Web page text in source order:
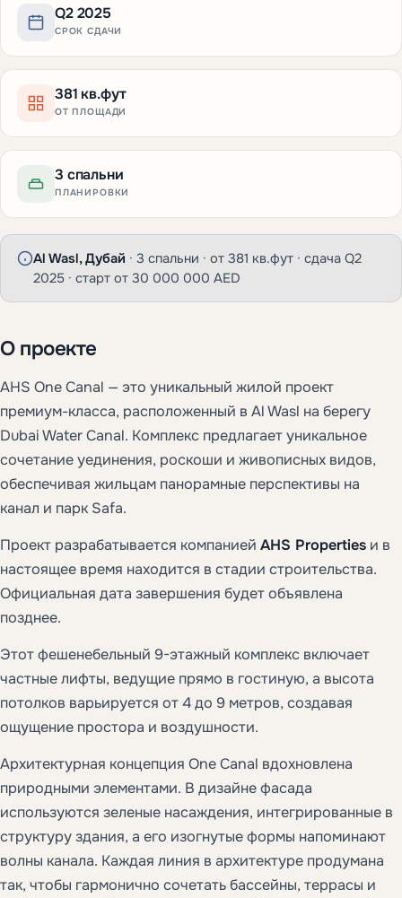
Q2 2025
СРОК СДАЧИ
381 кв.фут
ОТ ПЛОЩАДИ
3 спальни
ПЛАНИРОВКИ
Al Wasl, Дубай · 3 спальни · от 381 кв.фут · сдача Q2
2025 · старт от 30 000 000 AED
О проекте
AHS One Canal — это уникальный жилой проект
премиум-класса, расположенный в Al Wasl на берегу
Dubai Water Canal. Комплекс предлагает уникальное
сочетание уединения, роскоши и живописных видов,
обеспечивая жильцам панорамные перспективы на
канал и парк Safa.
Проект разрабатывается компанией AHS Properties и в
настоящее время находится в стадии строительства.
Официальная дата завершения будет объявлена
позднее.
Этот фешенебельный 9-этажный комплекс включает
частные лифты, ведущие прямо в гостиную, а высота
потолков варьируется от 4 до 9 метров, создавая
ощущение простора и воздушности.
Архитектурная концепция One Canal вдохновлена
природными элементами. В дизайне фасада
используются зеленые насаждения, интегрированные в
структуру здания, а его изогнутые формы напоминают
волны канала. Каждая линия в архитектуре продумана
так, чтобы гармонично сочетать бассейны, террасы и